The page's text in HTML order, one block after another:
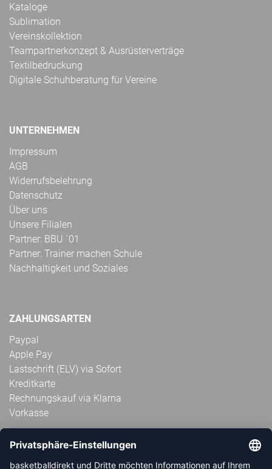
Kataloge
Sublimation
Vereinskollektion
Teampartnerkonzept & Ausrüsterverträge
Textilbedruckung
Digitale Schuhberatung für Vereine
UNTERNEHMEN
Impressum
AGB
Widerrufsbelehrung
Datenschutz
Über uns
Unsere Filialen
Partner: BBU ´01
Partner: Trainer machen Schule
Nachhaltigkeit und Soziales
ZAHLUNGSARTEN
Paypal
Apple Pay
Lastschrift (ELV) via Sofort
Kreditkarte
Rechnungskauf via Klarna
Vorkasse
ABONNIERE JETZT DEN KOSTENLOSEN